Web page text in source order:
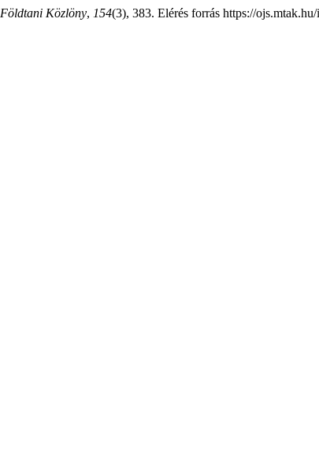
Földtani Közlöny, 154(3), 383. Elérés forrás https://